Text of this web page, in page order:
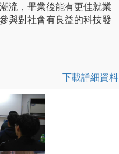
流，畢業後能有更佳就業
與對社會有良益的科技發
下載詳細資料